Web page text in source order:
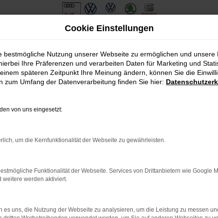
bestimmter Seiten verhindern. Funktioniert die Seite in
dem neuesten Stand sind.
kann auch dazu führen, dass bestimmte Funktionen nicht
Cookie Einstellungen
bestmögliche Nutzung unserer Webseite zu ermöglichen und unsere
Ihre Präferenzen und verarbeiten Daten für Marketing und
späteren Zeitpunkt Ihre Meinung ändern, können Sie die
zum Umfang der Datenverarbeitung finden Sie hier:
von uns eingesetzt:
um die Kernfunktionalität der Webseite zu gewährleisten.
Funktionalität der Webseite. Services von Drittanbietern wie Google
weitere werden aktiviert.
es uns, die Nutzung der Webseite zu analysieren, um die Leistung zu messen